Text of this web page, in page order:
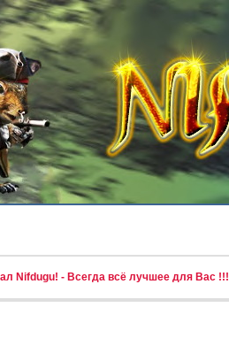
Nifdugu! - Всегда всё лучшее для Вас !!!